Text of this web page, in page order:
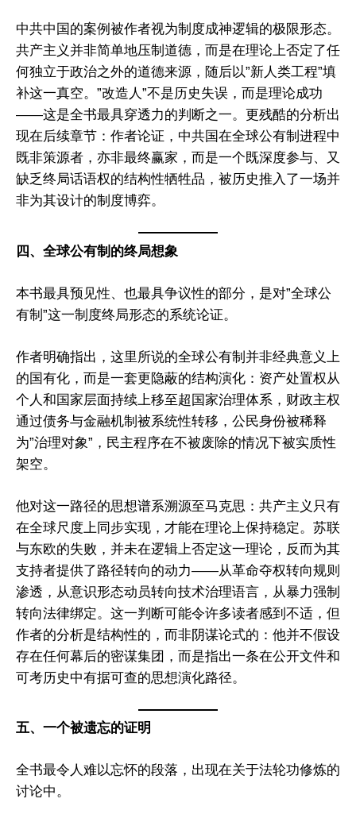
中共中国的案例被作者视为制度成神逻辑的极限形态。
共产主义并非简单地压制道德，而是在理论上否定了任
何独立于政治之外的道德来源，随后以”新人类工程”填
补这一真空。”改造人”不是历史失误，而是理论成功
——这是全书最具穿透力的判断之一。更残酷的分析出
现在后续章节：作者论证，中共国在全球公有制进程中
既非策源者，亦非最终赢家，而是一个既深度参与、又
缺乏终局话语权的结构性牺牲品，被历史推入了一场并
非为其设计的制度博弈。
四、全球公有制的终局想象
本书最具预见性、也最具争议性的部分，是对”全球公
有制”这一制度终局形态的系统论证。
作者明确指出，这里所说的全球公有制并非经典意义上
的国有化，而是一套更隐蔽的结构演化：资产处置权从
个人和国家层面持续上移至超国家治理体系，财政主权
通过债务与金融机制被系统性转移，公民身份被稀释
为”治理对象”，民主程序在不被废除的情况下被实质性
架空。
他对这一路径的思想谱系溯源至马克思：共产主义只有
在全球尺度上同步实现，才能在理论上保持稳定。苏联
与东欧的失败，并未在逻辑上否定这一理论，反而为其
支持者提供了路径转向的动力——从革命夺权转向规则
渗透，从意识形态动员转向技术治理语言，从暴力强制
转向法律绑定。这一判断可能令许多读者感到不适，但
作者的分析是结构性的，而非阴谋论式的：他并不假设
存在任何幕后的密谋集团，而是指出一条在公开文件和
可考历史中有据可查的思想演化路径。
五、一个被遗忘的证明
全书最令人难以忘怀的段落，出现在关于法轮功修炼的
讨论中。